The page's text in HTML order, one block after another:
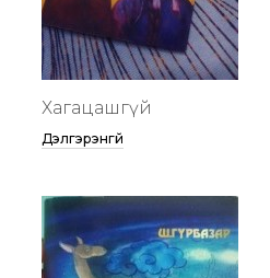
Хагацашгүй
Дэлгэрэнгүй